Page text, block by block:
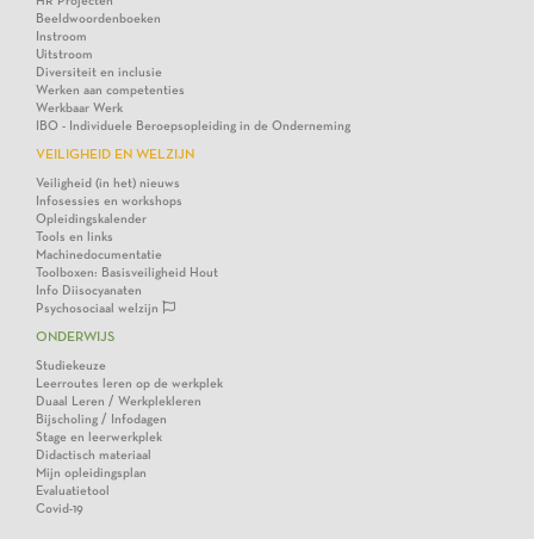
Beeldwoordenboeken
Instroom
Uitstroom
Diversiteit en inclusie
Werken aan competenties
Werkbaar Werk
IBO - Individuele Beroepsopleiding in de Onderneming
VEILIGHEID EN WELZIJN
Veiligheid (in het) nieuws
Infosessies en workshops
Opleidingskalender
Tools en links
Machinedocumentatie
Toolboxen: Basisveiligheid Hout
Info Diisocyanaten
Psychosociaal welzijn
ONDERWIJS
Studiekeuze
Leerroutes leren op de werkplek
Duaal Leren / Werkplekleren
Bijscholing / Infodagen
Stage en leerwerkplek
Didactisch materiaal
Mijn opleidingsplan
Evaluatietool
Covid-19